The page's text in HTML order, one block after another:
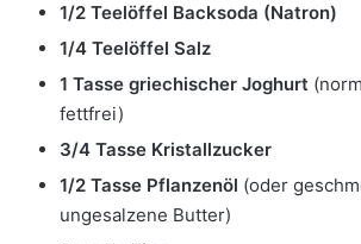
1/2 Teelöffel Backsoda (Natron)
1/4 Teelöffel Salz
1 Tasse griechischer Joghurt
fettfrei)
3/4 Tasse Kristallzucker
1/2 Tasse Pflanzenöl (oder
ungesalzene Butter)